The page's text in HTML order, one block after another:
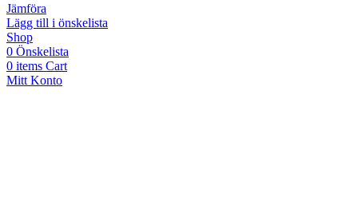
Jämföra
Lägg till i önskelista
Shop
0 Önskelista
0 items Cart
Mitt Konto